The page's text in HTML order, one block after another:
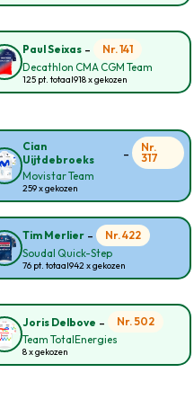
Paul Seixas -
Nr. 141
Decathlon CMA CGM Team
125 pt. totaal918 x gekozen
Cian
Uijtdebroeks
-
Nr.
317
Movistar Team
259 x gekozen
Tim Merlier -
Nr. 422
Soudal Quick-Step
76 pt. totaal942 x gekozen
Joris Delbove -
Nr. 502
Team TotalEnergies
8 x gekozen